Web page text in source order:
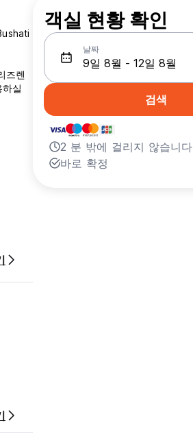
즈렌
실
객실 현황 확인
날짜
검색
2 분 밖에 걸리지 않습니다
바로 확정